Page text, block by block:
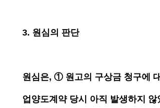
3. 원심의 판단
원심은, ① 원고의 구상금 청구에
업양도계약 당시 아직 발생하지